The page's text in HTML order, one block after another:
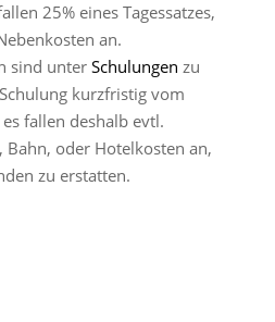
25% eines Tagessatzes,
an.
sind unterSchulungen zu
kurzfristig vom
fallen deshalb evtl.
Bahn, oder Hotelkosten an,
zu erstatten.